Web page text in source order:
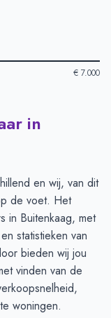
€ 7.000
-Afgelopen 3
in
en wij, van dit
de voet. Het
in Buitenkaag, met
statistieken van
bieden wij jou
vinden van de
woningen.